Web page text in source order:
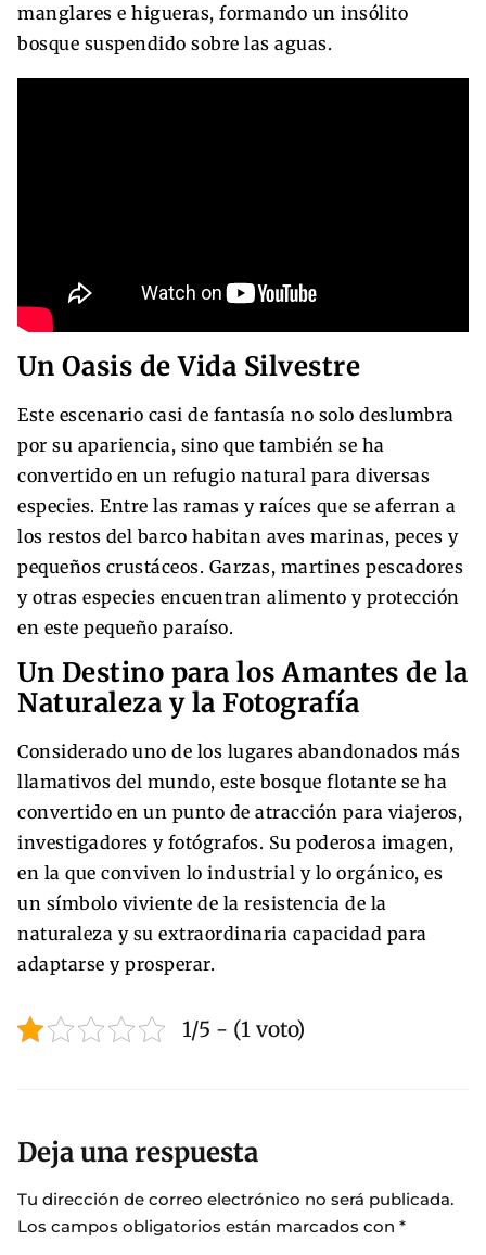
manglares e higueras, formando un insólito
bosque suspendido sobre las aguas.
Un Oasis de Vida Silvestre
Este escenario casi de fantasía no solo deslumbra
por su apariencia, sino que también se ha
convertido en un refugio natural para diversas
especies. Entre las ramas y raíces que se aferran a
los restos del barco habitan aves marinas, peces y
pequeños crustáceos. Garzas, martines pescadores
y otras especies encuentran alimento y protección
en este pequeño paraíso.
Un Destino para los Amantes de la
Naturaleza y la Fotografía
Considerado uno de los lugares abandonados más
llamativos del mundo, este bosque flotante se ha
convertido en un punto de atracción para viajeros,
investigadores y fotógrafos. Su poderosa imagen,
en la que conviven lo industrial y lo orgánico, es
un símbolo viviente de la resistencia de la
naturaleza y su extraordinaria capacidad para
adaptarse y prosperar.
1/5 - (1 voto)
Deja una respuesta
Tu dirección de correo electrónico no será publicada.
Los campos obligatorios están marcados con *